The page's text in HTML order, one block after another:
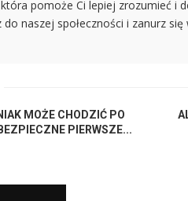
pomoże Ci lepiej zrozumieć i
naszej społeczności i zanurz
MOŻE CHODZIĆ PO
PIERWSZE...